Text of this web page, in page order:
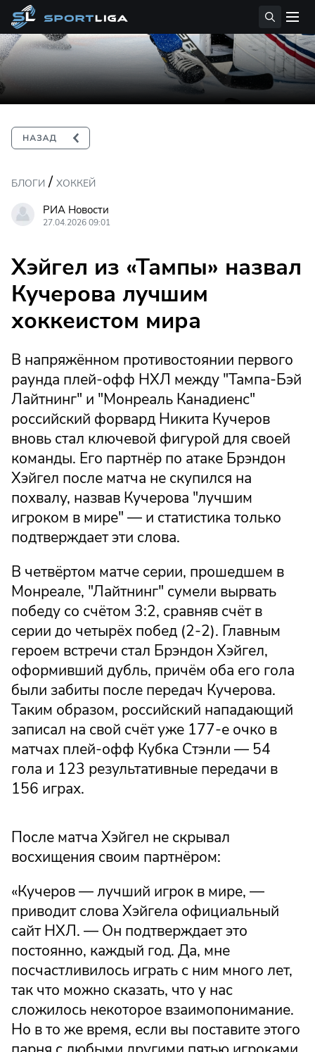
БЛОГИ / ХОККЕЙ
РИА Новости
27.04.2026 09:01
Хэйгел из «Тампы» назвал
Кучерова лучшим
хоккеистом мира
В напряжённом противостоянии первого
раунда плей-офф НХЛ между "Тампа-Бэй
Лайтнинг" и "Монреаль Канадиенс"
российский форвард Никита Кучеров
вновь стал ключевой фигурой для своей
команды. Его партнёр по атаке Брэндон
Хэйгел после матча не скупился на
похвалу, назвав Кучерова "лучшим
игроком в мире" — и статистика только
подтверждает эти слова.
В четвёртом матче серии, прошедшем в
Монреале, "Лайтнинг" сумели вырвать
победу со счётом 3:2, сравняв счёт в
серии до четырёх побед (2-2). Главным
героем встречи стал Брэндон Хэйгел,
оформивший дубль, причём оба его гола
были забиты после передач Кучерова.
Таким образом, российский нападающий
записал на свой счёт уже 177-е очко в
матчах плей-офф Кубка Стэнли — 54
гола и 123 результативные передачи в
156 играх.
После матча Хэйгел не скрывал
восхищения своим партнёром:
«Кучеров — лучший игрок в мире, —
приводит слова Хэйгела официальный
сайт НХЛ. — Он подтверждает это
постоянно, каждый год. Да, мне
посчастливилось играть с ним много лет,
так что можно сказать, что у нас
сложилось некоторое взаимопонимание.
Но в то же время, если вы поставите этого